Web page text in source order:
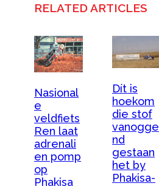
RELATED ARTICLES
Nasional
e
veldfiets
Ren laat
adrenali
en pomp
op
Phakisa
Dít is
hoekom
die stof
vanogge
nd
gestaan
het by
Phakisa-